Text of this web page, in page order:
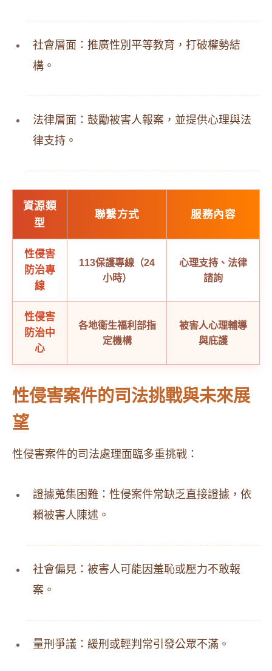
社會層面：推廣性別平等教育，打破權勢結
構。
法律層面：鼓勵被害人報案，並提供心理與法
律支持。
資源類
型
聯繫方式 服務內容
性侵害
防治專
線
113保護專線（24
小時）
心理支持、法律
諮詢
性侵害
防治中
心
各地衛生福利部指
定機構
被害人心理輔導
與庇護
性侵害案件的司法挑戰與未來展
望
性侵害案件的司法處理面臨多重挑戰：
證據蒐集困難：性侵案件常缺乏直接證據，依
賴被害人陳述。
社會偏見：被害人可能因羞恥或壓力不敢報
案。
量刑爭議：緩刑或輕判常引發公眾不滿。